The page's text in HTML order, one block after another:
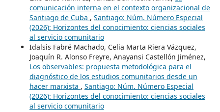
comunicación interna en el contexto organizacional de
Santiago de Cuba , Santiago: Núm. Número Especial
(2026): Horizontes del conocimiento: ciencias sociales
al servicio comunitario
Idalsis Fabré Machado, Celia Marta Riera Vázquez,
Joaquín R. Alonso Freyre, Anayansi Castellón Jiménez,
Los observables: propuesta metodológica para el
diagnóstico de los estudios comunitarios desde un
hacer marxista , Santiago: Núm. Número Especial
(2026): Horizontes del conocimiento: ciencias sociales
al servicio comunitario